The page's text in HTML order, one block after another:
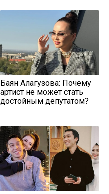
Баян Алагузова: Почему
артист не может стать
достойным депутатом?